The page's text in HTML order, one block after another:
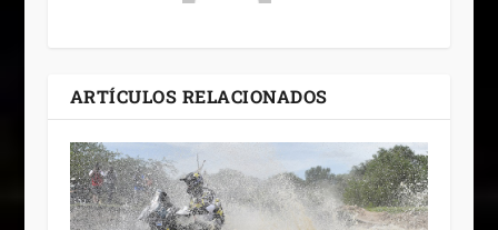
ARTÍCULOS RELACIONADOS